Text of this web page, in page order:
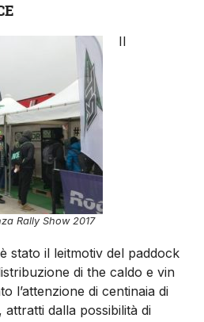
Rally Show 2017
Il
stato il leitmotiv del paddock
di the caldo e vin
l’attenzione di centinaia di
dalla possibilità di